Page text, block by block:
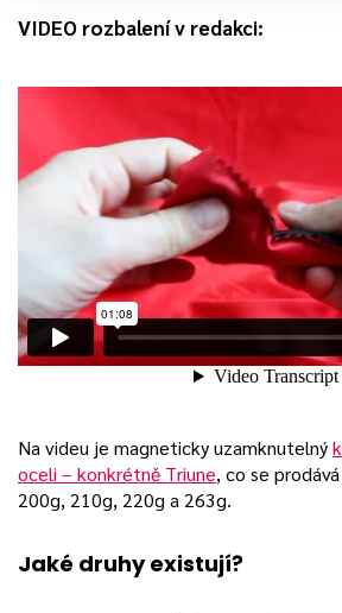
VIDEO rozbalení v redakci:
Na videu je magneticky uzamknutelný
oceli – konkrétně Triune, co se
200g, 210g, 220g a 263g.
Jaké druhy existují?